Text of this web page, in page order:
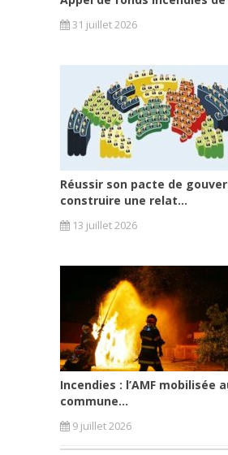
31 juillet 2026
Réussir son pacte de
construire une relat...
13 juillet 2026
Incendies : l’AMF mobilisée
commune...
9 juillet 2026